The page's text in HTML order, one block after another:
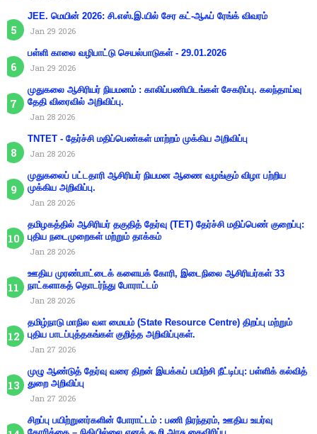
JEE. மெயின் 2026: சி.எஸ்.இ.யில் சேர கட்-ஆஃப் ரேங்க் விவரம்
Jan 29 2026
பள்ளி காலை வழிபாட்டு செயல்பாடுகள் - 29.01.2026
Jan 29 2026
முதுகலை ஆசிரியர் நியமனம் : காலிப்பணியிடங்கள் சேகரிப்பு. கலந்தாய்வு
தேதி விரைவில் அறிவிப்பு.
Jan 28 2026
TNTET - தேர்ச்சி மதிப்பெண்கள் மாற்றம் முக்கிய அறிவிப்பு
Jan 28 2026
முதுகலைப் பட்டதாரி ஆசிரியர் நியமன ஆணை வழங்கும் விழா பற்றிய
முக்கிய அறிவிப்பு.
Jan 28 2026
தமிழகத்தில் ஆசிரியர் தகுதித் தேர்வு (TET) தேர்ச்சி மதிப்பெண் குறைப்பு:
புதிய நடைமுறைகள் மற்றும் தாக்கம்
Jan 28 2026
ஊதிய முரண்பாட்டைக் களையக் கோரி, இடைநிலை ஆசிரியர்கள் 33
நாட்களாகத் தொடர்ந்து போராட்டம்
Jan 28 2026
தமிழ்நாடு மாநில வள மையம் (State Resource Centre) திறப்பு மற்றும்
புதிய பாடப்புத்தகங்கள் குறித்த அறிவிப்புகள்.
Jan 27 2026
முழு ஆண்டுத் தேர்வு வரை திறன் இயக்கப் பயிற்சி நீட்டிப்பு: பள்ளிக் கல்வித்
துறை அறிவிப்பு
Jan 27 2026
சிறப்பு பயிற்றுனர்களின் போராட்டம் : பணி நிரந்தரம், ஊதிய உயர்வு